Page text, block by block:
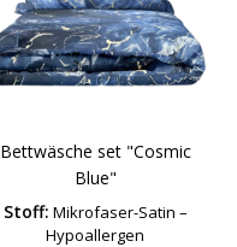
Bettwäsche set "Cosmic
Blue"
Stoff: Mikrofaser-Satin –
Hypoallergen